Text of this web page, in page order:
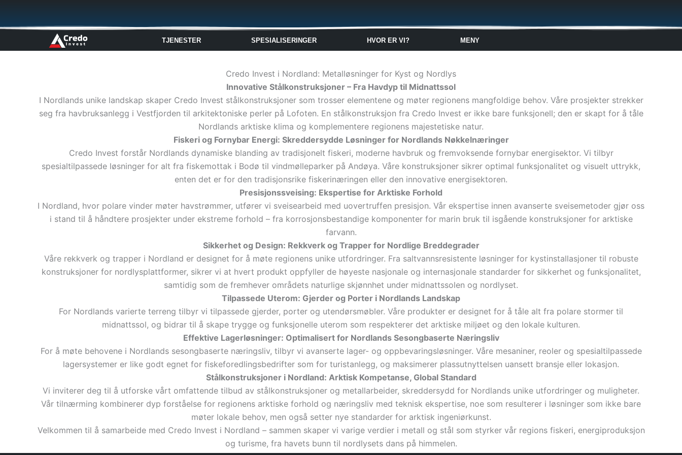
til
TJENESTER SPESIALISERINGER HVOR ER VI? MENY
Credo Invest i Nordland: Metalløsninger for Kyst og Nordlys
Innovative Stålkonstruksjoner – Fra Havdyp til Midnattssol
I Nordlands unike landskap skaper Credo Invest stålkonstruksjoner som trosser elementene og møter regionens mangfoldige behov. Våre prosjekter strekker
seg fra havbruksanlegg i Vestfjorden til arkitektoniske perler på Lofoten. En stålkonstruksjon fra Credo Invest er ikke bare funksjonell; den er skapt for å tåle
Nordlands arktiske klima og komplementere regionens majestetiske natur.
Fiskeri og Fornybar Energi: Skreddersydde Løsninger for Nordlands Nøkkelnæringer
Credo Invest forstår Nordlands dynamiske blanding av tradisjonelt fiskeri, moderne havbruk og fremvoksende fornybar energisektor. Vi tilbyr
spesialtilpassede løsninger for alt fra fiskemottak i Bodø til vindmølleparker på Andøya. Våre konstruksjoner sikrer optimal funksjonalitet og visuelt uttrykk,
enten det er for den tradisjonsrike fiskerinæringen eller den innovative energisektoren.
Presisjonssveising: Ekspertise for Arktiske Forhold
I Nordland, hvor polare vinder møter havstrømmer, utfører vi sveisearbeid med uovertruffen presisjon. Vår ekspertise innen avanserte sveisemetoder gjør oss
i stand til å håndtere prosjekter under ekstreme forhold – fra korrosjonsbestandige komponenter for marin bruk til isgående konstruksjoner for arktiske
farvann.
Sikkerhet og Design: Rekkverk og Trapper for Nordlige Breddegrader
Våre rekkverk og trapper i Nordland er designet for å møte regionens unike utfordringer. Fra saltvannsresistente løsninger for kystinstallasjoner til robuste
konstruksjoner for nordlysplattformer, sikrer vi at hvert produkt oppfyller de høyeste nasjonale og internasjonale standarder for sikkerhet og funksjonalitet,
samtidig som de fremhever områdets naturlige skjønnhet under midnattssolen og nordlyset.
Tilpassede Uterom: Gjerder og Porter i Nordlands Landskap
For Nordlands varierte terreng tilbyr vi tilpassede gjerder, porter og utendørsmøbler. Våre produkter er designet for å tåle alt fra polare stormer til
midnattssol, og bidrar til å skape trygge og funksjonelle uterom som respekterer det arktiske miljøet og den lokale kulturen.
Effektive Lagerløsninger: Optimalisert for Nordlands Sesongbaserte Næringsliv
For å møte behovene i Nordlands sesongbaserte næringsliv, tilbyr vi avanserte lager- og oppbevaringsløsninger. Våre mesaniner, reoler og spesialtilpassede
lagersystemer er like godt egnet for fiskeforedlingsbedrifter som for turistanlegg, og maksimerer plassutnyttelsen uansett bransje eller lokasjon.
Stålkonstruksjoner i Nordland: Arktisk Kompetanse, Global Standard
Vi inviterer deg til å utforske vårt omfattende tilbud av stålkonstruksjoner og metallarbeider, skreddersydd for Nordlands unike utfordringer og muligheter.
Vår tilnærming kombinerer dyp forståelse for regionens arktiske forhold og næringsliv med teknisk ekspertise, noe som resulterer i løsninger som ikke bare
møter lokale behov, men også setter nye standarder for arktisk ingeniørkunst.
Velkommen til å samarbeide med Credo Invest i Nordland – sammen skaper vi varige verdier i metall og stål som styrker vår regions fiskeri, energiproduksjon
og turisme, fra havets bunn til nordlysets dans på himmelen.